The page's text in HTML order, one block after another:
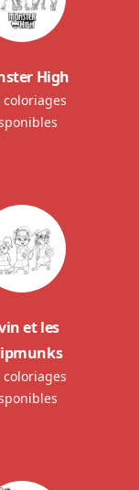
High
coloriages
et les
coloriages